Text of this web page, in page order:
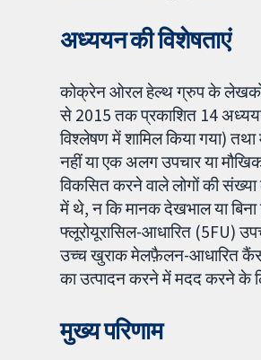
अध्ययन की विशेषताएं
कोक्रेन ओरल हेल्थ ग्रुप के लेखकों
से 2015 तक प्रकाशित 14
विश्लेषण में शामिल किया गया)
नहीं या एक अलग उपचार या
विकसित करने वाले लोगों की
में थे, न कि मानक देखभाल या
फ्लूरोयूरासिल-आधारित (5FU)
उच्च खुराक मेलफ़ैलन-आधारित
का उत्पादन करने में मदद करने के
मुख्य परिणाम